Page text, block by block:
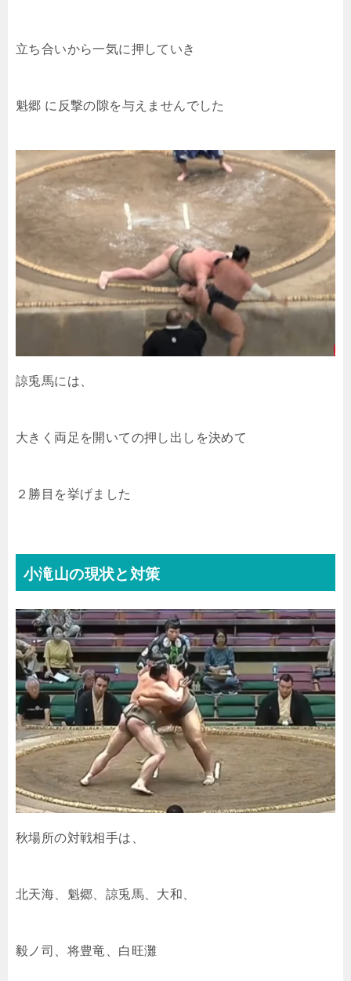
立ち合いから一気に押していき
魁郷 に反撃の隙を与えませんでした
諒兎馬には、
大きく両足を開いての押し出しを決めて
２勝目を挙げました
小滝山の現状と対策
秋場所の対戦相手は、
北天海、魁郷、諒兎馬、大和、
毅ノ司、将豊竜、白旺灘